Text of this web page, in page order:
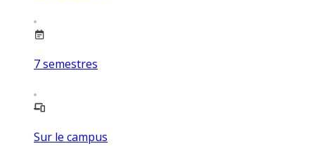
7semestres
Sur le campus